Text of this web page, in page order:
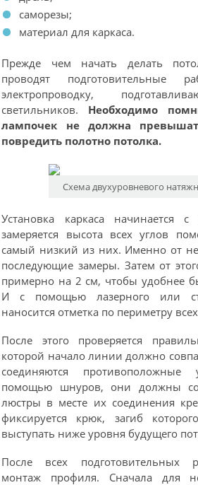
саморезы;
материал для каркаса.
Прежде чем начать делать
проводят подготовительные
электропроводку,
светильников. Необходимо
лампочек не должна
повредить полотно потолка.
Схема двухуровневого
Установка каркаса начинается
замеряется высота всех углов
самый низкий из них. Именно от
последующие замеры. Затем от
примерно на 2 см, чтобы удобнее
И с помощью лазерного или
наносится отметка по периметру
После этого проверяется
которой начало линии должно
соединяются
помощью шнуров, они должны
люстры в месте их соединения
фиксируется крюк, загиб
выступать ниже уровня будущего
После всех подготовительных
монтаж профиля. Сначала для